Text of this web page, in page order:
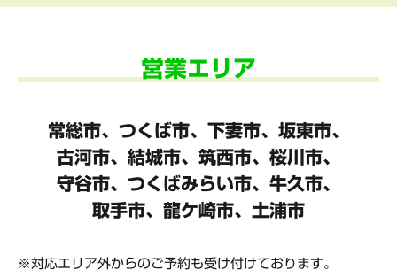
営業エリア
常総市、つくば市、下妻市、坂東市、
古河市、結城市、筑西市、桜川市、
守谷市、 つくばみらい市、牛久市、
取手市、龍ケ崎市、土浦市
対応エリア外からのご予約も受け付けております。